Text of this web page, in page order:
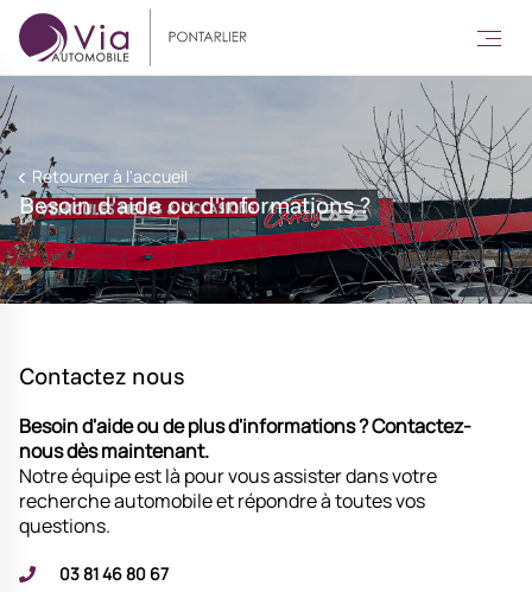
Retourner à l'accueil
Besoin d'aide ou d'informations ?
Contactez nous
Besoin d'aide ou de plus d'informations ?Contactez-
nous dès maintenant.
Notre équipe est là pour vous assister dans votre
recherche automobile et répondre à toutes vos
questions.
03 81 46 80 67